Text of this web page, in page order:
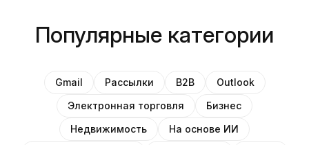
Популярные категории
Gmail Рассылки B2B
Outlook
Электронная торговля
Бизнес
Недвижимость
На основе ИИ